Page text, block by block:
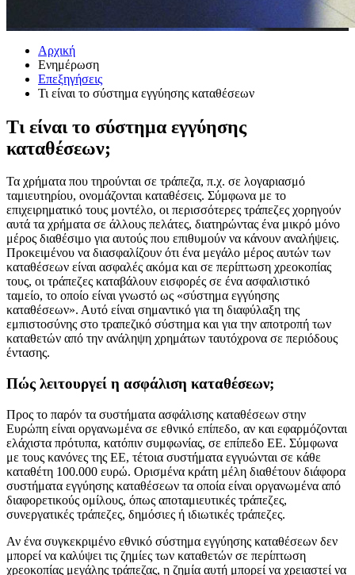
Αρχική
Ενημέρωση
Επεξηγήσεις
Τι είναι το σύστημα εγγύησης καταθέσεων
Τι είναι το σύστημα εγγύησης
καταθέσεων;
Τα χρήματα που τηρούνται σε τράπεζα, π.χ. σε λογαριασμό
ταμιευτηρίου, ονομάζονται καταθέσεις. Σύμφωνα με το
επιχειρηματικό τους μοντέλο, οι περισσότερες τράπεζες χορηγούν
αυτά τα χρήματα σε άλλους πελάτες, διατηρώντας ένα μικρό μόνο
μέρος διαθέσιμο για αυτούς που επιθυμούν να κάνουν αναλήψεις.
Προκειμένου να διασφαλίζουν ότι ένα μεγάλο μέρος αυτών των
καταθέσεων είναι ασφαλές ακόμα και σε περίπτωση χρεοκοπίας
τους, οι τράπεζες καταβάλουν εισφορές σε ένα ασφαλιστικό
ταμείο, το οποίο είναι γνωστό ως «σύστημα εγγύησης
καταθέσεων». Αυτό είναι σημαντικό για τη διαφύλαξη της
εμπιστοσύνης στο τραπεζικό σύστημα και για την αποτροπή των
καταθετών από την ανάληψη χρημάτων ταυτόχρονα σε περιόδους
έντασης.
Πώς λειτουργεί η ασφάλιση καταθέσεων;
Προς το παρόν τα συστήματα ασφάλισης καταθέσεων στην
Ευρώπη είναι οργανωμένα σε εθνικό επίπεδο, αν και εφαρμόζονται
ελάχιστα πρότυπα, κατόπιν συμφωνίας, σε επίπεδο ΕΕ. Σύμφωνα
με τους κανόνες της ΕΕ, τέτοια συστήματα εγγυώνται σε κάθε
καταθέτη 100.000 ευρώ. Ορισμένα κράτη μέλη διαθέτουν διάφορα
συστήματα εγγύησης καταθέσεων τα οποία είναι οργανωμένα από
διαφορετικούς ομίλους, όπως αποταμιευτικές τράπεζες,
συνεργατικές τράπεζες, δημόσιες ή ιδιωτικές τράπεζες.
Αν ένα συγκεκριμένο εθνικό σύστημα εγγύησης καταθέσεων δεν
μπορεί να καλύψει τις ζημίες των καταθετών σε περίπτωση
χρεοκοπίας μεγάλης τράπεζας, η ζημία αυτή μπορεί να χρειαστεί να